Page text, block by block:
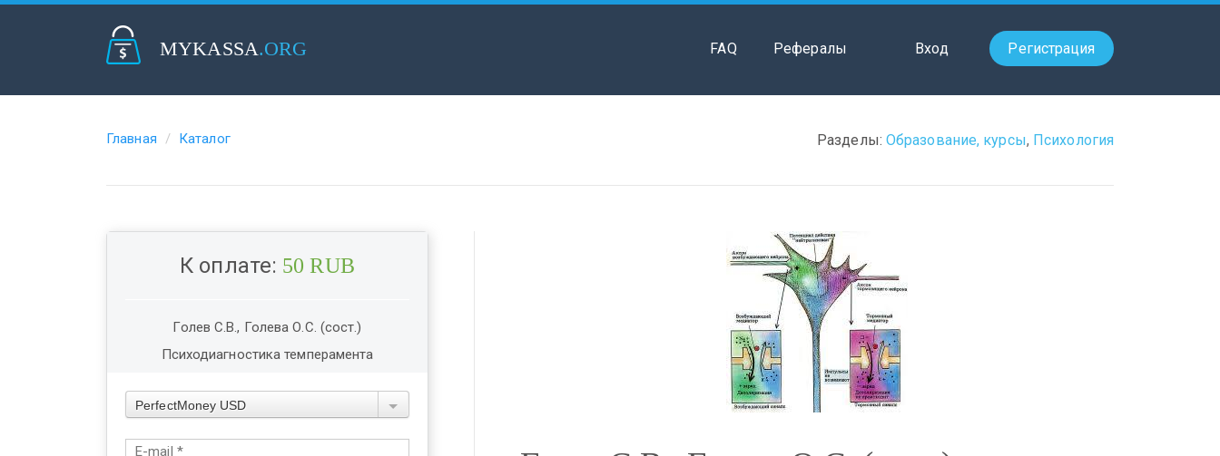
MYKASSA.ORG Вход Регистрация
FAQ Рефералы
Главная Каталог Разделы: Образование, курсы, Психология
К оплате: 50 RUB
Голев С.В., Голева О.С. (сост.)
Психодиагностика темперамента
PerfectMoney USD